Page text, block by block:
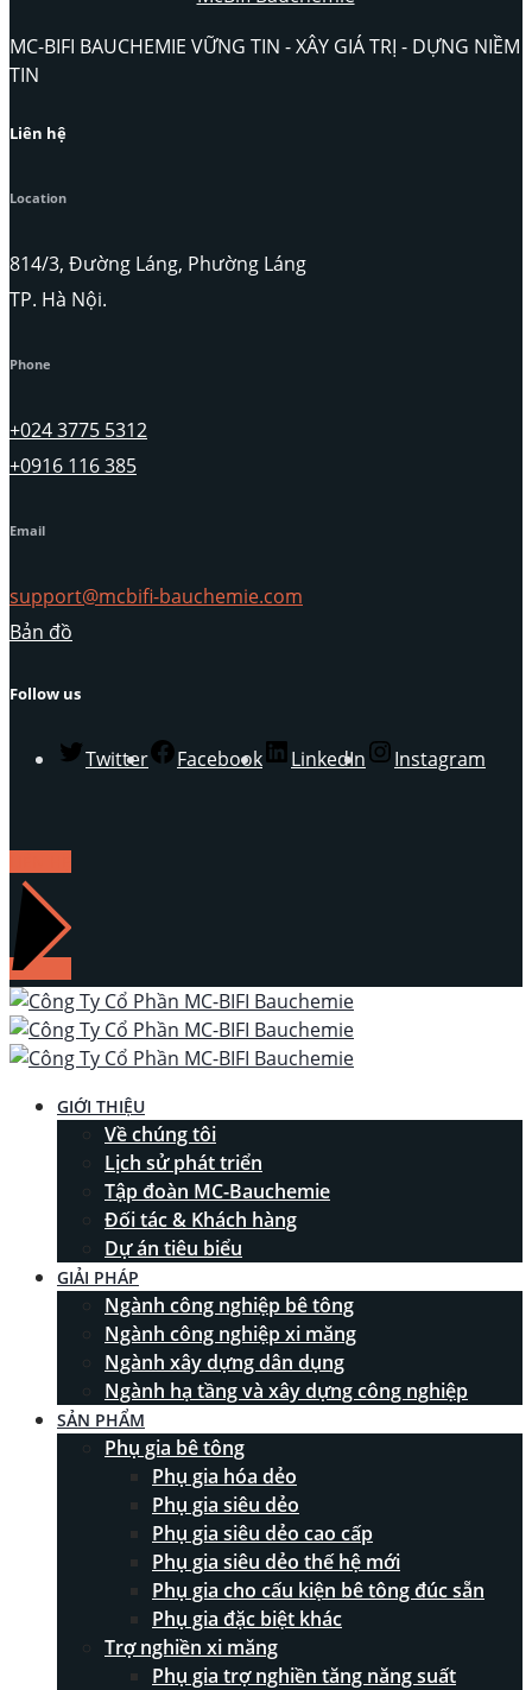
MC-BIFI BAUCHEMIE VỮNG TIN - XÂY GIÁ TRỊ - DỰNG NIỀM
TIN
Liên hệ
Location
814/3, Đường Láng, Phường Láng
TP. Hà Nội.
Phone
+024 3775 5312
+0916 116 385
Email
support@mcbifi-bauchemie.com
Bản đồ
Follow us
Twitter Facebook LinkedIn Instagram
GIỚI THIỆU
Về chúng tôi
Lịch sử phát triển
Tập đoàn MC-Bauchemie
Đối tác & Khách hàng
Dự án tiêu biểu
GIẢI PHÁP
Ngành công nghiệp bê tông
Ngành công nghiệp xi măng
Ngành xây dựng dân dụng
Ngành hạ tầng và xây dựng công nghiệp
SẢN PHẨM
Phụ gia bê tông
Phụ gia hóa dẻo
Phụ gia siêu dẻo
Phụ gia siêu dẻo cao cấp
Phụ gia siêu dẻo thế hệ mới
Phụ gia cho cấu kiện bê tông đúc sẵn
Phụ gia đặc biệt khác
Trợ nghiền xi măng
Phụ gia trợ nghiền tăng năng suất